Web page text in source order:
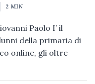
2 MIN
Paolo I’ il
della primaria di
online, gli oltre